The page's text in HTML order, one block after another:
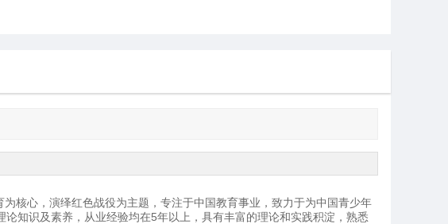
核心，演绎红色战役为主题，专注于中国教育事业，致力于为中国青少年
知识及素养，从业经验均在5年以上，具有丰富的理论和实践积淀，熟悉